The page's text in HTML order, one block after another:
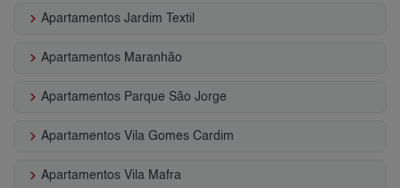
keyboard_arrow_right Apartamentos Jardim Textil
keyboard_arrow_right Apartamentos Maranhão
keyboard_arrow_right Apartamentos Parque São Jorge
keyboard_arrow_right Apartamentos Vila Gomes Cardim
keyboard_arrow_right Apartamentos Vila Mafra